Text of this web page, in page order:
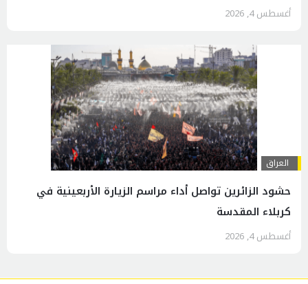
أغسطس 4, 2026
العراق
حشود الزائرين تواصل أداء مراسم الزيارة الأربعينية في
كربلاء المقدسة
أغسطس 4, 2026